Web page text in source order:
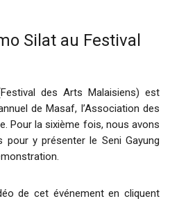
Silat au Festival
des Arts Malaisiens) est
de Masaf, l’Association des
Pour la sixième fois, nous avons
pour y présenter le Seni Gayung
de cet événement en cliquent